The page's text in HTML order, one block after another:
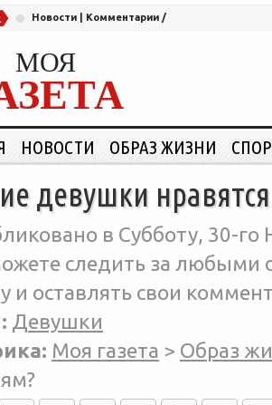
Новости Комментарии /
МОЯ
НОВОСТИ ОБРАЗ ЖИЗНИ
девушки
в Субботу, 30-го
следить за любыми
и оставлять свои
Девушки
Моя газета > Образ